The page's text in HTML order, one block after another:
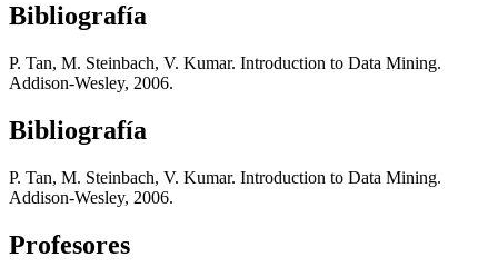
Bibliografía
P. Tan, M. Steinbach, V. Kumar. Introduction to Data Mining.
Addison-Wesley, 2006.
Bibliografía
P. Tan, M. Steinbach, V. Kumar. Introduction to Data Mining.
Addison-Wesley, 2006.
Profesores